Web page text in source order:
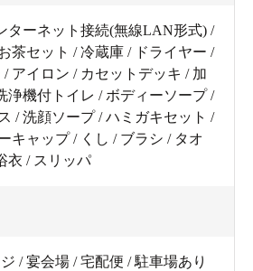
ターネット接続(無線LAN形式) /
茶セット / 冷蔵庫 / ドライヤー /
アイロン / カセットデッキ / 加
浄機付トイレ / ボディーソープ /
/ 洗顔ソープ / ハミガキセット /
キャップ / くし / ブラシ / タオ
衣 / スリッパ
/ 宴会場 / 宅配便 / 駐車場あり